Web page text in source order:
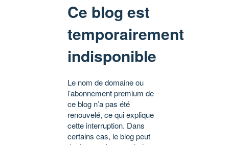
Ce blog est
temporairement
indisponible
Le nom de domaine ou
l’abonnement premium de
ce blog n’a pas été
renouvelé, ce qui explique
cette interruption. Dans
certains cas, le blog peut